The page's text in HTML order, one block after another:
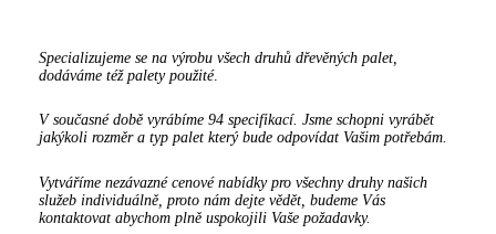
Specializujeme se na výrobu všech druhů dřevěných palet,
dodáváme též palety použité.
V současné době vyrábíme 94 specifikací. Jsme schopni vyrábět
jakýkoli rozměr a typ palet který bude odpovídat Vašim potřebám.
Vytváříme nezávazné cenové nabídky pro všechny druhy našich
služeb individuálně, proto nám dejte vědět, budeme Vás
kontaktovat abychom plně uspokojili Vaše požadavky.